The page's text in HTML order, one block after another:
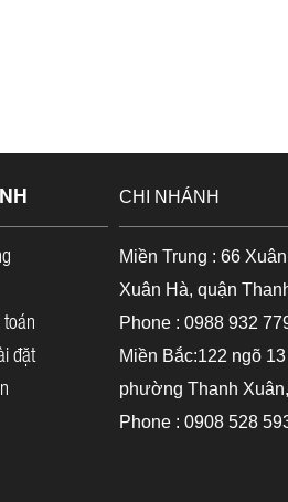
đặt
CHI NHÁNH
Miền Trung : 66
Xuân Hà, quận
Phone : 0988 932
Miền Bắc:122 ngõ
phường Thanh
Phone : 0908 528